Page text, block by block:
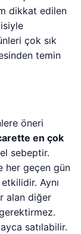
dikkat edilen
çok sık
temin
öneri
en çok
sebeptir.
her geçen gün
Aynı
alan diğer
satılabilir.